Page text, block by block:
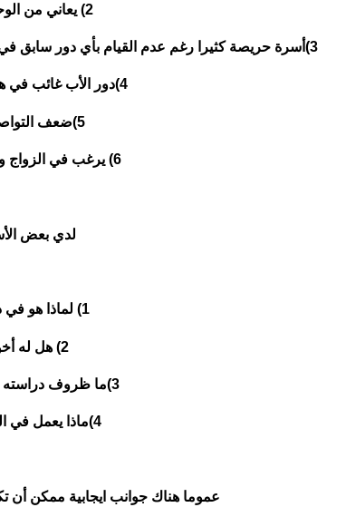
2) يعاني من الوحدة والغربة .
3)أسرة حريصة كثيرا رغم عدم القيام بأي دور سابق في احتواء هذا الشاب وإرجاعه ليعيش معهم في البيت.
4)دور الأب غائب في هذه المشكلة؟؟؟!!!
5)ضعف التواصل الأسري.
6) يرغب في الزواج وتعديل نمط حياته.
لدي بعض
1) لماذا هو في دولة أخرى؟
2) هل له أخوة كبار؟
3)ما ظروف دراسته في التعليم العام.
4)ماذا يعمل في الدولة الأخرى؟
عموما هناك جوانب ايجابية ممكن